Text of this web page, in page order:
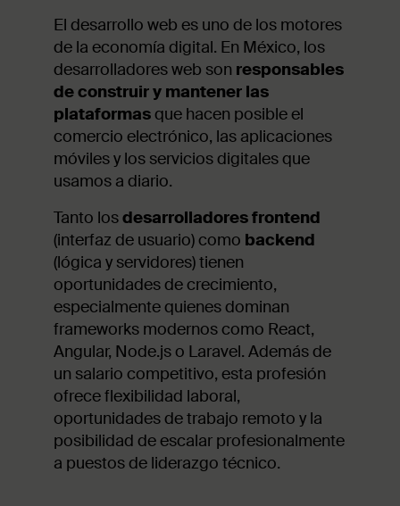
El desarrollo web es uno de los motores
de la economía digital. En México, los
desarrolladores web son responsables
de construir y mantener las
plataformasque hacen posible el
comercio electrónico, las aplicaciones
móviles y los servicios digitales que
usamos a diario.
Tanto losdesarrolladores frontend
(interfaz de usuario) como backend
(lógica y servidores) tienen
oportunidades de crecimiento,
especialmente quienes dominan
frameworks modernos como React,
Angular, Node.js o Laravel. Además de
un salario competitivo, esta profesión
ofrece flexibilidad laboral,
oportunidades de trabajo remoto y la
posibilidad de escalar profesionalmente
a puestos de liderazgo técnico.